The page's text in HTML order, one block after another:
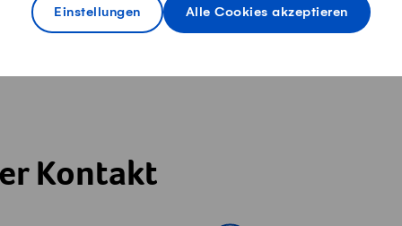
Einstellungen Alle Cookies akzeptieren
Kontakt